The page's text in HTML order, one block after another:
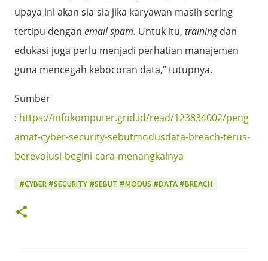
upaya ini akan sia-sia jika karyawan masih sering
tertipu dengan emailspam. Untuk itu, trainingdan
edukasi juga perlu menjadi perhatian manajemen
guna mencegah kebocoran data,” tutupnya.
Sumber
: https://infokomputer.grid.id/read/123834002/peng
amat-cyber-security-sebutmodusdata-breach-terus-
berevolusi-begini-cara-menangkalnya
#CYBER #SECURITY #SEBUT #MODUS #DATA #BREACH